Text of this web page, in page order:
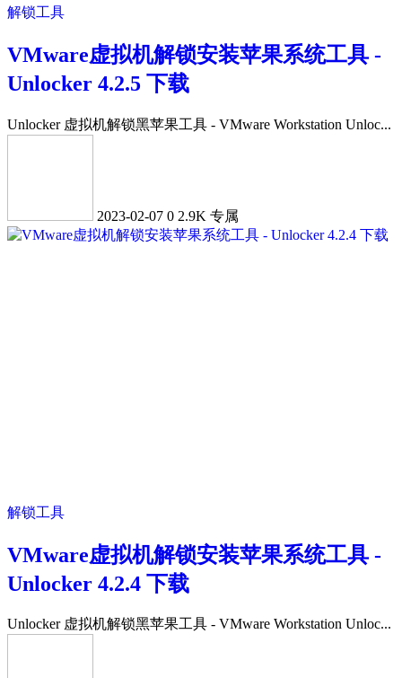
解锁工具
VMware虚拟机解锁安装苹果系统工具 -
Unlocker 4.2.5 下载
Unlocker 虚拟机解锁黑苹果工具 - VMware Workstation Unloc...
2023-02-07 0 2.9K 专属
解锁工具
VMware虚拟机解锁安装苹果系统工具 -
Unlocker 4.2.4 下载
Unlocker 虚拟机解锁黑苹果工具 - VMware Workstation Unloc...